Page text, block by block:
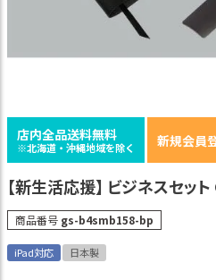
店内全品送料無料
※北海道・沖縄地域を除く 新規会員
【新生活応援】 ビジネスセッ
商品番号 gs-b4smb158-bp
iPad対応 日本製